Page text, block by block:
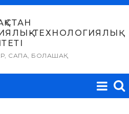
ТЕХНОЛОГИЯЛЫҚ
САПА, БОЛАШАҚ